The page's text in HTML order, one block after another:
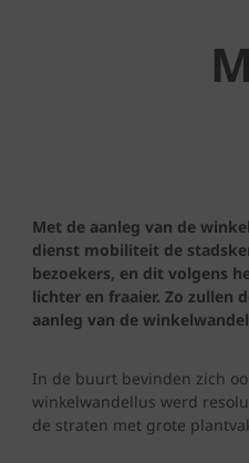
Met de aanleg van de
dienst mobiliteit de
bezoekers, en dit volgens
lichter en fraaier. Zo zullen
aanleg van de
In de buurt bevinden zich
winkelwandellus werd
de straten met grote